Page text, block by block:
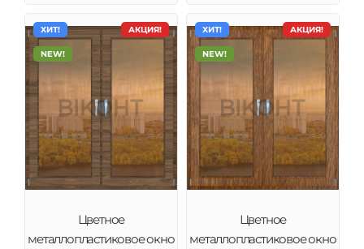
АКЦИЯ!
ХИТ!
NEW!
Цветное
металлопластиковое окно
АКЦИЯ!
ХИТ!
NEW!
Цветное
металлопластиковое окно